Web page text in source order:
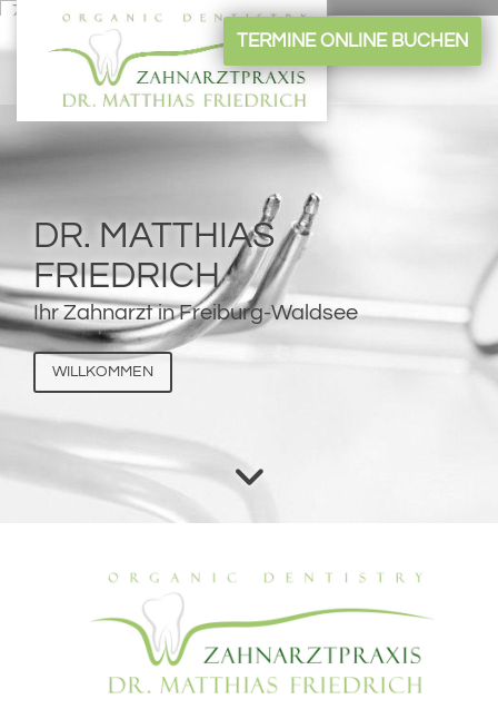
Zum Inhalt springen
DR. MATTHIAS
FRIEDRICH
Ihr Zahnarzt in Freiburg-Waldsee
WILLKOMMEN

TERMINE ONLINE BUCHEN